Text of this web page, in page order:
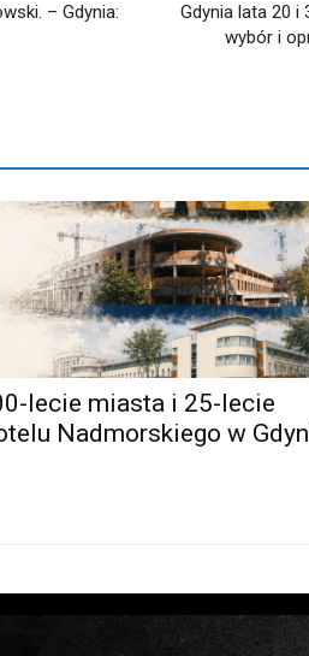
– Gdynia:
Gdynia lata 20
wybór i
lecie miasta i 25-lecie
Nadmorskiego w